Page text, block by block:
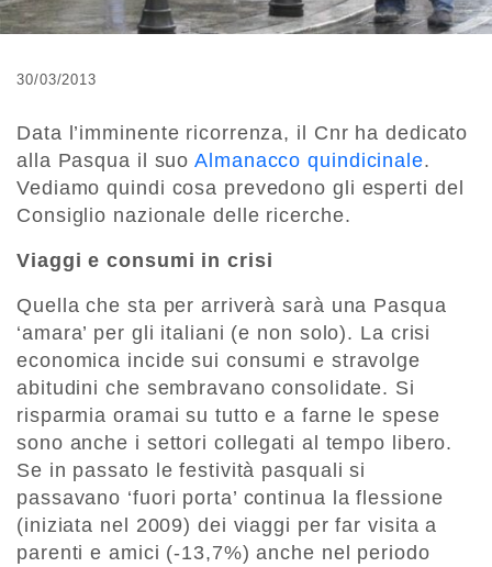
30/03/2013
Data l’imminente ricorrenza, il Cnr ha dedicato
alla Pasqua il suoAlmanacco quindicinale.
Vediamo quindi cosa prevedono gli esperti del
Consiglio nazionale delle ricerche.
Viaggi e consumi in crisi
Quella che sta per arriverà sarà una Pasqua
‘amara’ per gli italiani (e non solo). La crisi
economica incide sui consumi e stravolge
abitudini che sembravano consolidate. Si
risparmia oramai su tutto e a farne le spese
sono anche i settori collegati al tempo libero.
Se in passato le festività pasquali si
passavano ‘fuori porta’ continua la flessione
(iniziata nel 2009) dei viaggi per far visita a
parenti e amici (-13,7%) anche nel periodo